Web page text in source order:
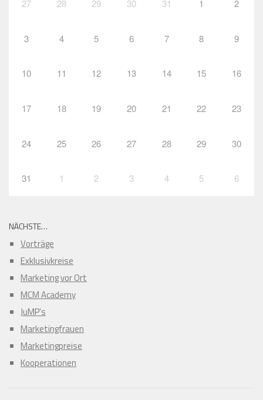
27 28 29 30 31 1 2
3 4 5 6 7 8 9
10 11 12 13 14 15 16
17 18 19 20 21 22 23
24 25 26 27 28 29 30
31 1 2 3 4 5 6
NÄCHSTE…
Vorträge
Exklusivkreise
Marketing vor Ort
MCM Academy
JuMP's
Marketingfrauen
Marketingpreise
Kooperationen